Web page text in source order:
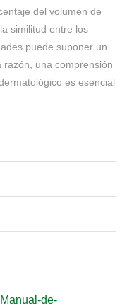
del volumen de
similitud entre los
puede suponer un
una comprensión
es esencial
de-